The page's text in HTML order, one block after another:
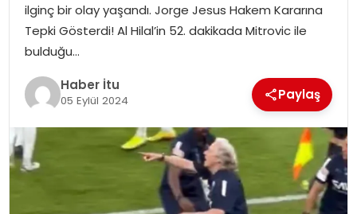
SPOR
YAŞAM
ilginç bir olay yaşandı. Jorge Jesus Hakem Kararına
Tepki Gösterdi! Al Hilal’in 52. dakikada Mitrovic ile
bulduğu…
Haber İtu
05 Eylül 2024 Paylaş